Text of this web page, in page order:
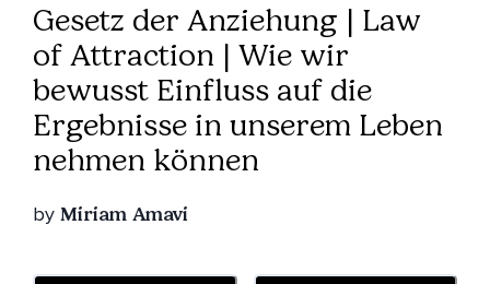
Gesetz der Anziehung | Law
of Attraction | Wie wir
bewusst Einfluss auf die
Ergebnisse in unserem Leben
nehmen können
by Miriam Amavi